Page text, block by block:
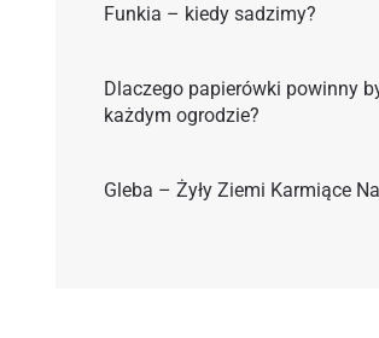
Funkia – kiedy sadzimy?
Dlaczego papierówki powinny
każdym ogrodzie?
Gleba – Żyły Ziemi Karmiące